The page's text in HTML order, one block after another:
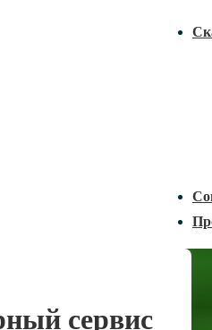
сервис